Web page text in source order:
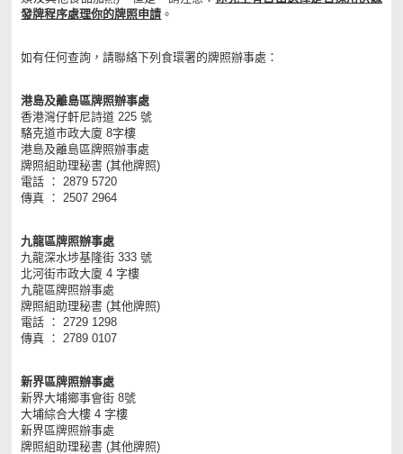
發牌程序處理你的牌照申請 。
如有任何查詢，請聯絡下列食環署的牌照辦事處：
港島及離島區牌照辦事處
香港灣仔軒尼詩道 225 號
駱克道市政大廈 8字樓
港島及離島區牌照辦事處
牌照組助理秘書 (其他牌照)
電話 ： 2879 5720
傳真 ： 2507 2964
九龍區牌照辦事處
九龍深水埗基隆街 333 號
北河街市政大廈 4 字樓
九龍區牌照辦事處
牌照組助理秘書 (其他牌照)
電話 ： 2729 1298
傳真 ： 2789 0107
新界區牌照辦事處
新界大埔鄉事會街 8號
大埔綜合大樓 4 字樓
新界區牌照辦事處
牌照組助理秘書 (其他牌照)